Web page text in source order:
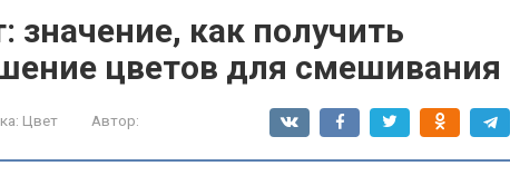
как получить
цветов для смешивания
Цвет Автор: